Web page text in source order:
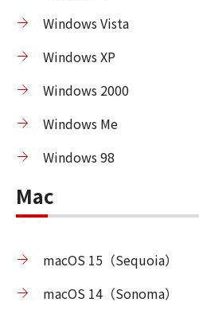
Windows Vista
Windows XP
Windows 2000
Windows Me
Windows 98
Mac
macOS 15（Sequoia）​
macOS 14（Sonoma）